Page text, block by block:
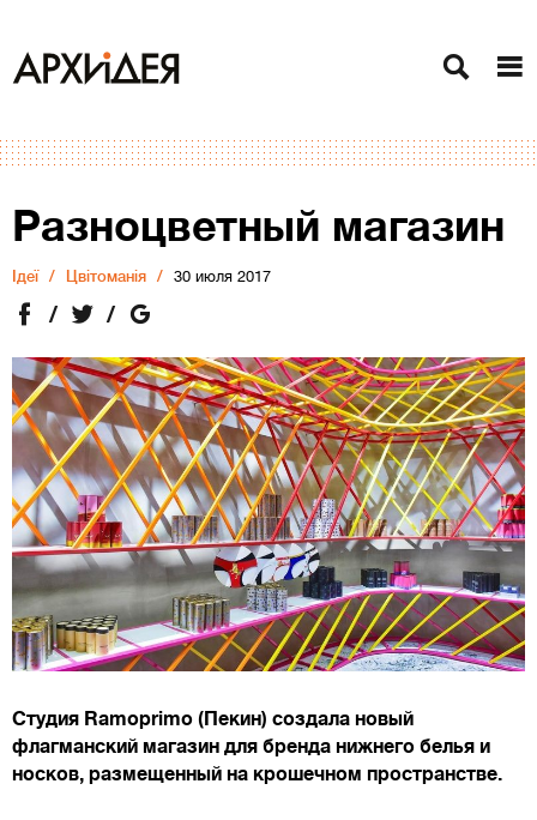
Разноцветный магазин
Ідеї Цвітоманія 30 июля 2017
Студия Ramoprimo (Пекин) создала новый
флагманский магазин для бренда нижнего белья и
носков, размещенный на крошечном пространстве.